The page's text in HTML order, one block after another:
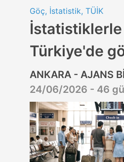
Göç, İstatistik, TÜİK
İstatistiklerle
Türkiye'de
ANKARA - AJANS
24/06/2026 - 46